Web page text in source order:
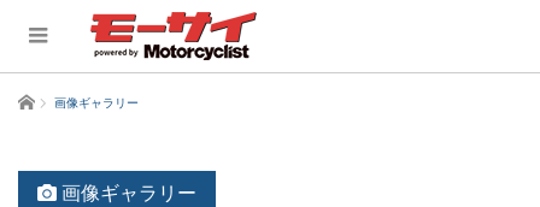
ホーム 画像ギャラリー
画像ギャラリー